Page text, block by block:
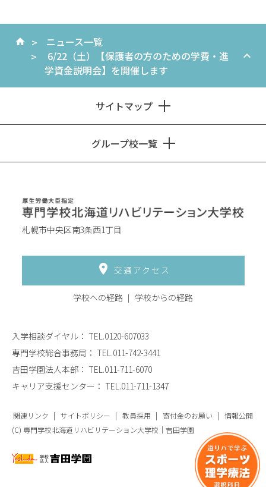
ニュース一覧
6/22（土）【保護者の方のための学費・進
学資金説明会】を開催します
サイトマップ
グループ校一覧
札幌市中央区南3条西1丁目
交通アクセス
学校への経路 学校からの経路
入学相談ダイヤル： TEL.0120-607033
専門学校総合事務局： TEL.011-742-3441
吉田学園法人本部： TEL.011-711-6070
キャリア支援センター： TEL.011-711-1347
関連リンク サイトポリシー 教員採用 寄付金のお願い
情報公開
(C) 専門学校北海道リハビリテーション大学校｜吉田学園